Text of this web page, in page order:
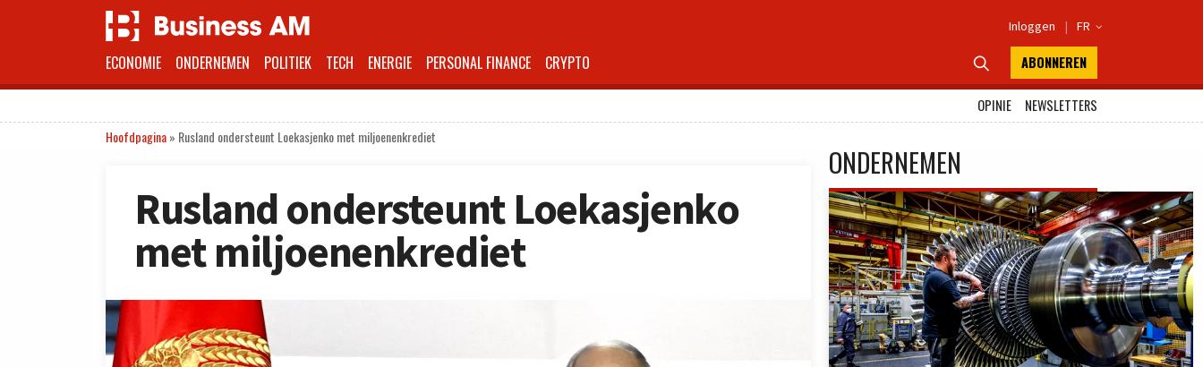
Inloggen | FR 
ECONOMIE ONDERNEMEN POLITIEK TECH ENERGIE PERSONAL FINANCE CRYPTO  ABONNEREN
OPINIE
NEWSLETTERS
Hoofdpagina» Rusland ondersteunt Loekasjenko met miljoenenkrediet
Rusland ondersteunt Loekasjenko
met miljoenenkrediet
ONDERNEMEN